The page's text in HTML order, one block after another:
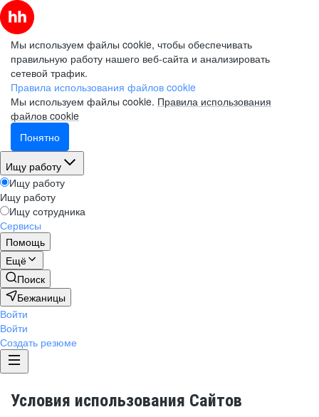
Мы используем файлы cookie, чтобы обеспечивать
правильную работу нашего веб-сайта и анализировать
сетевой трафик.
Правила использования файлов cookie
Мы используем файлы cookie. Правила использования
файлов cookie
Понятно
Ищу работу
Ищу работу
Ищу работу
Ищу сотрудника
Сервисы
Помощь
Ещё
Поиск
Бежаницы
Войти
Войти
Создать резюме
Условия использования Сайтов